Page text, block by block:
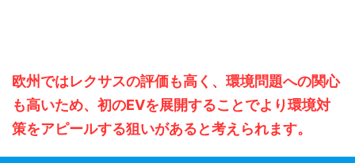
欧州ではレクサスの評価も高く、環境問題への関心
も高いため、初のEVを展開することでより環境対
策をアピールする狙いがあると考えられます。